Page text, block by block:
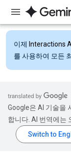
이제 Interactions
를 사용하여 모든
Google은 AI 기술을
합니다. AI 번역에는